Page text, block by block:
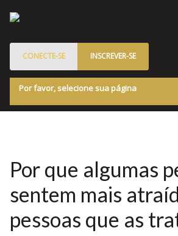
CONECTE-SE INSCREVER-SE
Por favor, selecione sua página
Programa de Patrocinados
Marketplace
Blog
Por que algumas
sentem mais
pessoas que as